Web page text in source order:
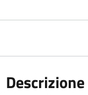
Descrizione